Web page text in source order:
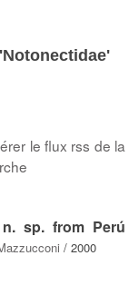
'Notonectidae'
le flux rss de la
n. sp. from Perú
/ 2000